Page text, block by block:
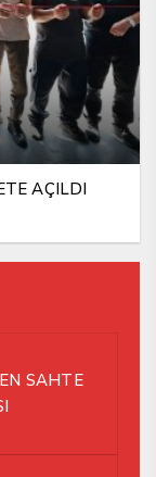
AÇILDI
SAHTE